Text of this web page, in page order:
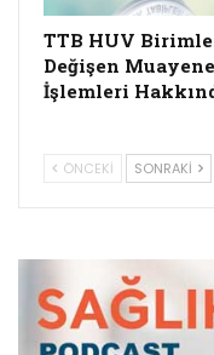
TTB HUV
Değişen Muayene
İşlemleri
ÖNCEKI SONRAKI